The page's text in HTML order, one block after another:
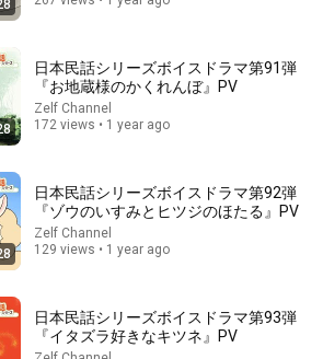
Differences Between People Who Flock
Who Don't
• 172K views
日本民話シリーズボイスドラマ第91弾
『お地蔵様のかくれんぼ』PV
Zelf Channel
172 views • 1 year ago
日本民話シリーズボイスドラマ第92弾
『ゾウのいすみとヒツジのほたる』PV
Zelf Channel
129 views • 1 year ago
日本民話シリーズボイスドラマ第93弾
『イタズラ好きなキツネ』PV